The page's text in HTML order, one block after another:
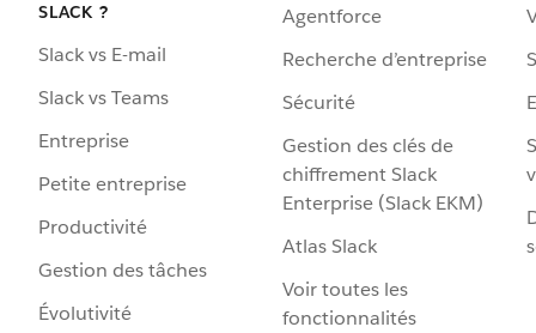
SLACK ?
Slack vs E-mail
Slack vs Teams
Entreprise
Petite entreprise
Productivité
Gestion des tâches
Évolutivité
Agentforce
Recherche d’entreprise
Sécurité
Gestion des clés de
chiffrement Slack
Enterprise (Slack EKM)
Atlas Slack
Voir toutes les
fonctionnalités